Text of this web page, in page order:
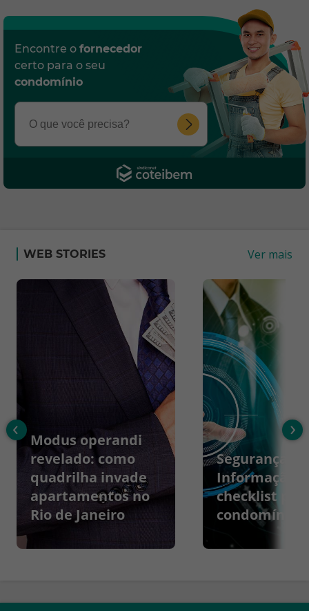
Encontre o fornecedor
certo para o seu
condomínio
WEB STORIES Ver mais
Modus operandi
revelado: como
quadrilha invade
apartamentos no
Rio de Janeiro
Segurança da
Informação:
checklist
condomínios
‹ ›